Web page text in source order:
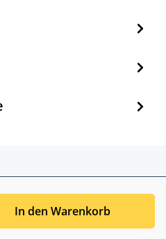
In den Warenkorb